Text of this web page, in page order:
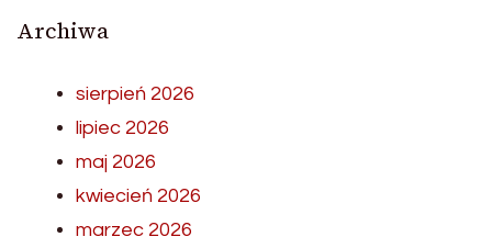
Archiwa
sierpień 2026
lipiec 2026
maj 2026
kwiecień 2026
marzec 2026